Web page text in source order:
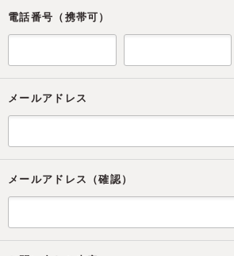
電話番号（携帯可）
メールアドレス
メールアドレス（確認）